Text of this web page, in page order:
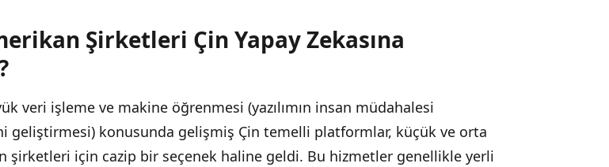
Şirketleri Çin Yapay Zekasına Yöneliyor?
Kaynakları
Neler Olabilir?
Şirketleri Çin Yapay Zekasına
veri işleme ve makine öğrenmesi (yazılımın insan müdahalesi
geliştirmesi) konusunda gelişmiş Çin temelli platformlar, küçük ve orta
şirketleri için cazip bir seçenek haline geldi. Bu hizmetler genellikle yerli